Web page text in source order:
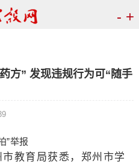
- +
方” 发现违规行为可“随手
”举报
教育局获悉，郑州市学